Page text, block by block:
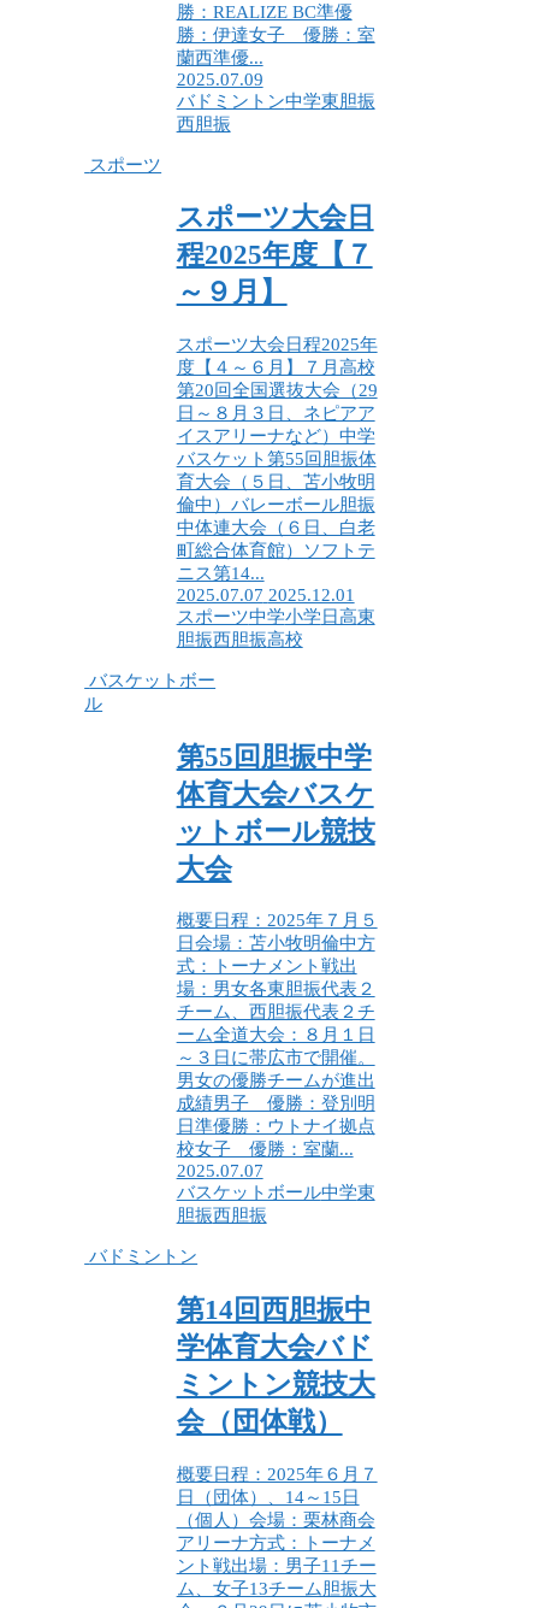
勝：REALIZE BC準優
勝：伊達女子 優勝：室
蘭西準優...
2025.07.09
バドミントン中学東胆振
西胆振
スポーツ
スポーツ大会日
程2025年度【７
～９月】
スポーツ大会日程2025年
度【４～６月】７月高校
第20回全国選抜大会（29
日～８月３日、ネピアア
イスアリーナなど）中学
バスケット第55回胆振体
育大会（５日、苫小牧明
倫中）バレーボール胆振
中体連大会（６日、白老
町総合体育館）ソフトテ
ニス第14...
2025.07.07 2025.12.01
スポーツ中学小学日高東
胆振西胆振高校
バスケットボー
ル
第55回胆振中学
体育大会バスケ
ットボール競技
大会
概要日程：2025年７月５
日会場：苫小牧明倫中方
式：トーナメント戦出
場：男女各東胆振代表２
チーム、西胆振代表２チ
ーム全道大会：８月１日
～３日に帯広市で開催。
男女の優勝チームが進出
成績男子 優勝：登別明
日準優勝：ウトナイ拠点
校女子 優勝：室蘭...
2025.07.07
バスケットボール中学東
胆振西胆振
バドミントン
第14回西胆振中
学体育大会バド
ミントン競技大
会（団体戦）
概要日程：2025年６月７
日（団体）、14～15日
（個人）会場：栗林商会
アリーナ方式：トーナメ
ント戦出場：男子11チー
ム、女子13チーム胆振大